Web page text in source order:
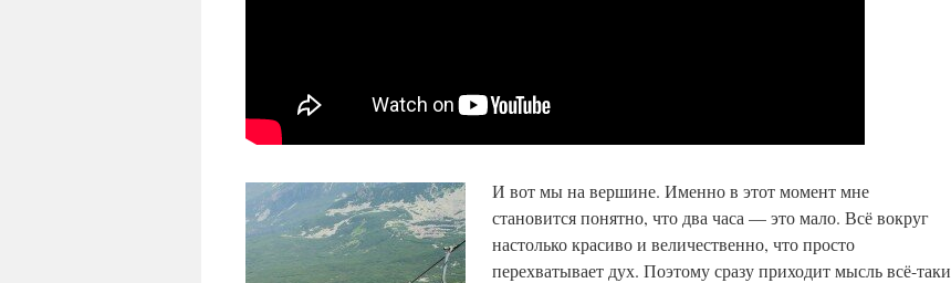
И вот мы на вершине. Именно в этот момент мне
становится понятно, что два часа — это мало. Всё вокруг
настолько красиво и величественно, что просто
перехватывает дух. Поэтому сразу приходит мысль всё-таки